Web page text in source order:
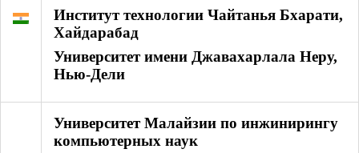
Институт технологии Чайтанья Бхарати,
Хайдарабад
Университет имени Джавахарлала Неру,
Нью-Дели
Университет Малайзии по инжинирингу
компьютерных наук